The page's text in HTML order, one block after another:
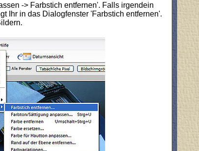
-> Farbstich entfernen'. Falls irgendein
Ihr in das Dialogfenster 'Farbstich entfernen'.